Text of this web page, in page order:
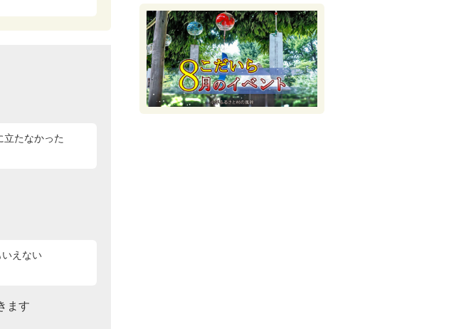
立たなかった
いえない
ます